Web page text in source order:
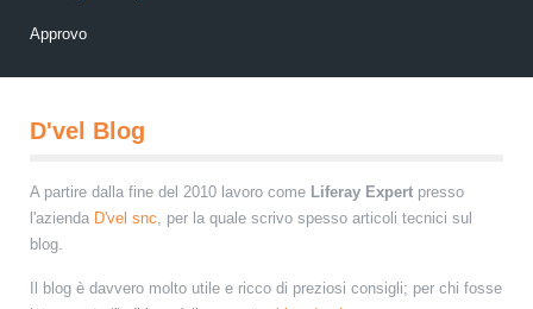
Approvo
D'vel Blog
A partire dalla fine del 2010 lavoro come Liferay Expert presso
l'azienda D'vel snc, per la quale scrivo spesso articoli tecnici sul
blog.
Il blog è davvero molto utile e ricco di preziosi consigli; per chi fosse